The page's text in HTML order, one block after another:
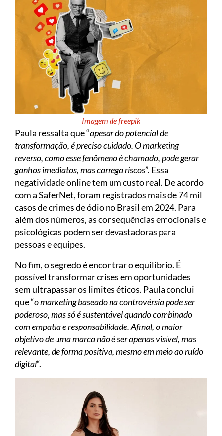
Imagem de freepik
Paula ressalta que “apesar do potencial de
transformação, é preciso cuidado. O marketing
reverso, como esse fenômeno é chamado, pode gerar
ganhos imediatos, mas carrega riscos”. Essa
negatividade online tem um custo real. De acordo
com a SaferNet, foram registrados mais de 74 mil
casos de crimes de ódio no Brasil em 2024. Para
além dos números, as consequências emocionais e
psicológicas podem ser devastadoras para
pessoas e equipes.
No fim, o segredo é encontrar o equilíbrio. É
possível transformar crises em oportunidades
sem ultrapassar os limites éticos. Paula conclui
que “o marketing baseado na controvérsia pode ser
poderoso, mas só é sustentável quando combinado
com empatia e responsabilidade. Afinal, o maior
objetivo de uma marca não é ser apenas visível, mas
relevante, de forma positiva, mesmo em meio ao ruído
digital“.